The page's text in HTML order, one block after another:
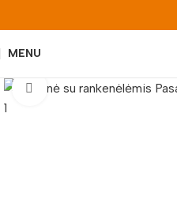
MENU
Padidinti nuotrauką